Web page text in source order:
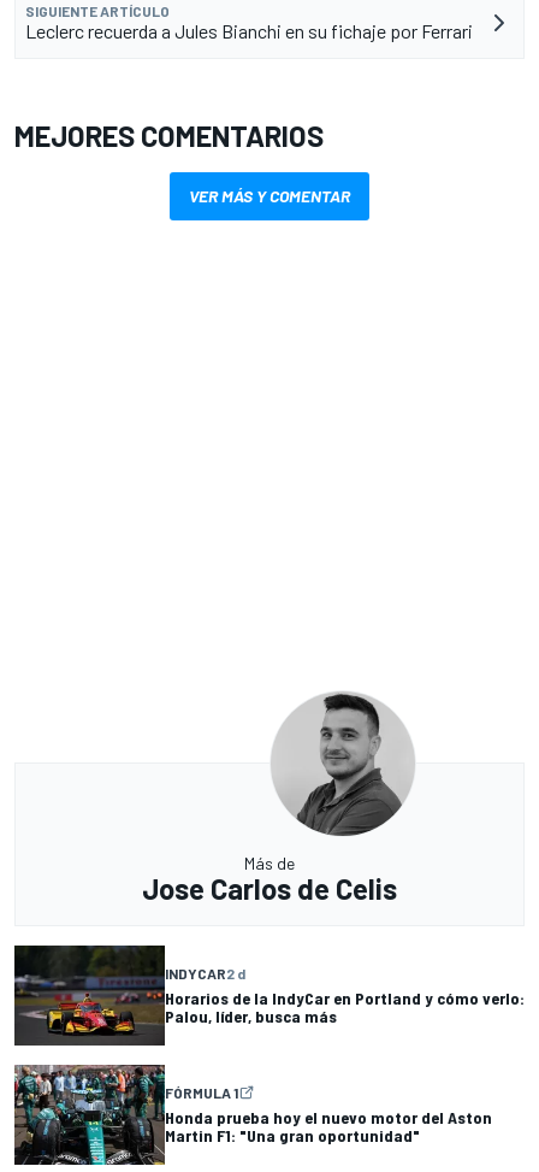
SIGUIENTE ARTÍCULO
Leclerc recuerda a Jules Bianchi en su fichaje por Ferrari
MEJORES COMENTARIOS
VER MÁS Y COMENTAR
Más de
Jose Carlos de Celis
INDYCAR2 d
Horarios de la IndyCar en Portland y cómo verlo:
Palou, líder, busca más
FÓRMULA 1
Honda prueba hoy el nuevo motor del Aston
Martin F1: "Una gran oportunidad"